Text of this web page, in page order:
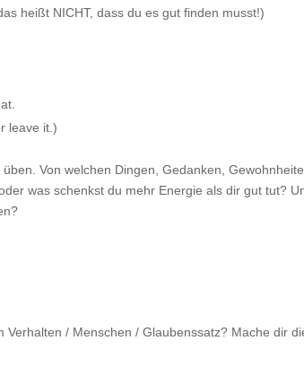
heißt NICHT, dass du es gut finden musst!)
leave it.)
Von welchen Dingen, Gedanken,
was schenkst du mehr Energie als dir gut tut?
/ Menschen / Glaubenssatz? Mache dir